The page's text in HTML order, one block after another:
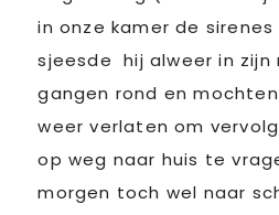
in onze kamer de
sjeesde hij alweer in zijn
gangen rond en
weer verlaten om
op weg naar huis te
morgen toch wel naar